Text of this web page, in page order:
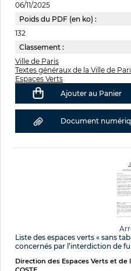
06/11/2025
Poids du PDF (en ko) :
132
Classement :
Ville de Paris
Textes généraux de la Ville de
Espaces Verts
Ajouter au Panier
Document
Liste des espaces verts « sans
concernés par l’interdiction de
Direction des Espaces Verts et